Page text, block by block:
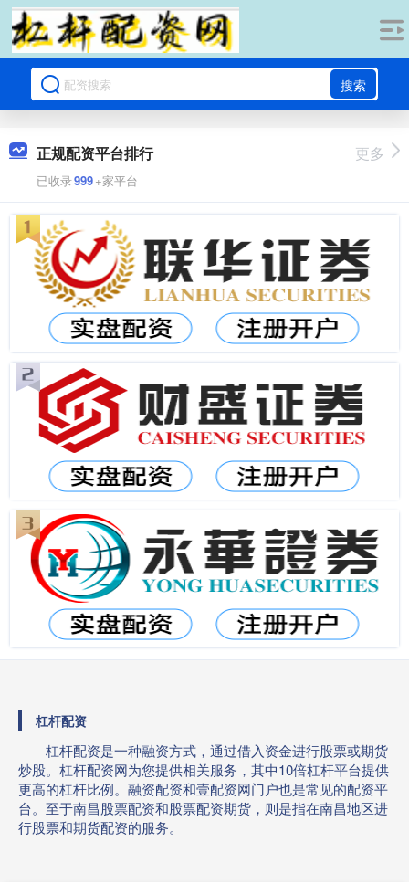
搜索
正规配资平台排行
已收录999+家平台
更多
杠杆配资
杠杆配资是一种融资方式，通过借入资金进行股票或期货
炒股。杠杆配资网为您提供相关服务，其中10倍杠杆平台提供
更高的杠杆比例。融资配资和壹配资网门户也是常见的配资平
台。至于南昌股票配资和股票配资期货，则是指在南昌地区进
行股票和期货配资的服务。